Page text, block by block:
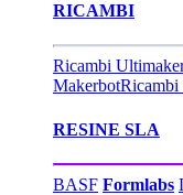
RICAMBI
Ricambi
MakerbotRicambi
RESINE SLA
BASF Formlabs